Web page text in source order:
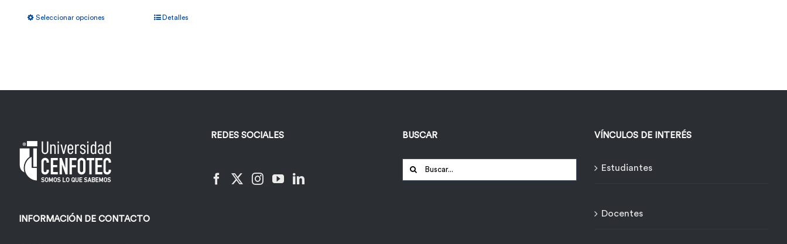
Seleccionar opciones
pueden
elegir
Detalles
INFORMACIÓN DE CONTACTO
REDES SOCIALES BUSCAR
Buscar:
VÍNCULOS DE INTERÉS
Estudiantes
Docentes